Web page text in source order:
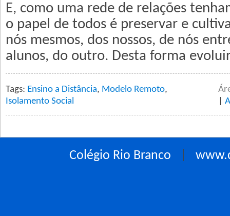
E, como uma rede de relações
o papel de todos é preservar e
nós mesmos, dos nossos, de nós
alunos, do outro. Desta forma
Tags: Ensino a Distância, Modelo Remoto,
Isolamento Social
Colégio Rio Branco